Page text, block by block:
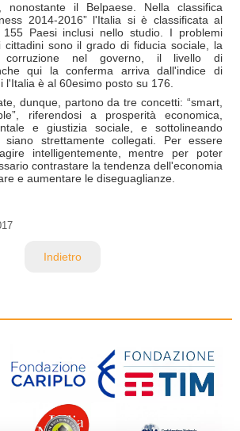
nonostante il Belpaese. Nella classifica
2014-2016” l'Italia si è classificata al
Paesi inclusi nello studio. I problemi
cittadini sono il grado di fiducia sociale, la
corruzione nel governo, il livello di
qui la conferma arriva dall'indice di
l'Italia è al 60esimo posto su 176.
dunque, partono da tre concetti: “smart,
riferendosi a prosperità economica,
e giustizia sociale, e sottolineando
strettamente collegati. Per essere
intelligentemente, mentre per poter
contrastare la tendenza dell'economia
e aumentare le diseguaglianze.
Indietro